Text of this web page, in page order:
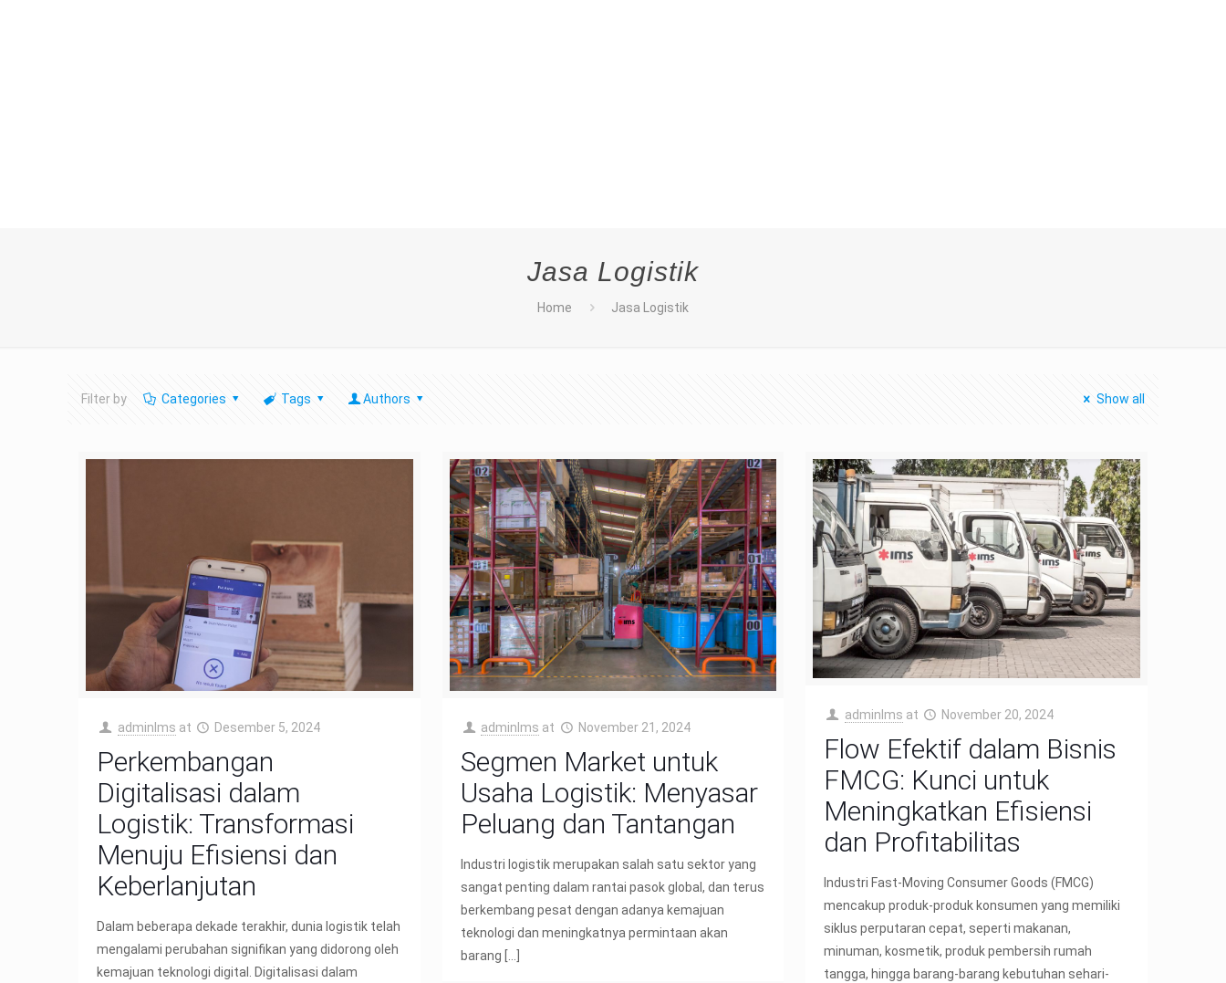
Jasa Logistik
Home Jasa Logistik
Filter by Categories Tags Authors Show all
adminIms at Desember 5, 2024
Perkembangan
Digitalisasi dalam
Logistik: Transformasi
Menuju Efisiensi dan
Keberlanjutan
Dalam beberapa dekade terakhir, dunia logistik telah
mengalami perubahan signifikan yang didorong oleh
kemajuan teknologi digital. Digitalisasi dalam
adminIms at November 21, 2024
Segmen Market untuk
Usaha Logistik: Menyasar
Peluang dan Tantangan
Industri logistik merupakan salah satu sektor yang
sangat penting dalam rantai pasok global, dan terus
berkembang pesat dengan adanya kemajuan
teknologi dan meningkatnya permintaan akan
barang
adminIms at November 20, 2024
Flow Efektif dalam Bisnis
FMCG: Kunci untuk
Meningkatkan Efisiensi
dan Profitabilitas
Industri Fast-Moving Consumer Goods (FMCG)
mencakup produk-produk konsumen yang memiliki
siklus perputaran cepat, seperti makanan,
minuman, kosmetik, produk pembersih rumah
tangga, hingga barang-barang kebutuhan sehari-